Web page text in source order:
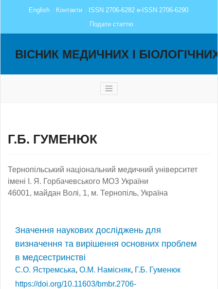
English Контакти
ISSN 2706-6282 e-ISSN 2706-6290
Подати статтю
ВІСНИК МЕДИЧНИХ І
Г.Б. ГУМЕНЮК
Тернопільський національний медичний університет
імені І. Я. Горбачевського МОЗ України
46001, майдан Волі, 1, м. Тернопіль, Україна
Значення наукових досліджень для
визначення та вирішення основних проблем
в медсестринстві
С.О. Ястремська, О.М. Намісняк, Г.Б. Гуменюк
https://doi.org/10.11603/bmbr.2706-